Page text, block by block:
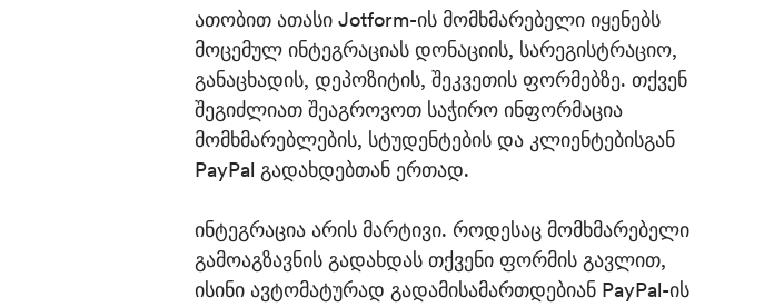
ათობით ათასი Jotform-ის მომხმარებელი იყენებს
მოცემულ ინტეგრაციას დონაციის, სარეგისტრაციო,
განაცხადის, დეპოზიტის, შეკვეთის ფორმებზე. თქვენ
შეგიძლიათ შეაგროვოთ საჭირო ინფორმაცია
მომხმარებლების, სტუდენტების და კლიენტებისგან
PayPal გადახდებთან ერთად.
ინტეგრაცია არის მარტივი. როდესაც მომხმარებელი
გამოაგზავნის გადახდას თქვენი ფორმის გავლით,
ისინი ავტომატურად გადამისამართდებიან PayPal-ის